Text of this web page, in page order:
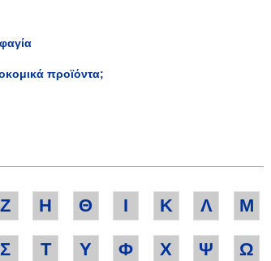
προϊόντα;
Ζ Η Θ Ι Κ Λ Μ
Σ Τ Υ Φ Χ Ψ Ω